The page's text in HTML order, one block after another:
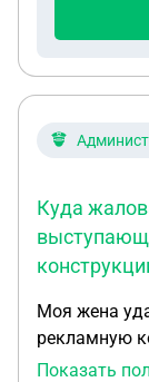
что это не
,судиться с нами и
вопросом
ли право
Разъясните
это законно
Куда
Моя жена
рекламную
тротуар на
Показать